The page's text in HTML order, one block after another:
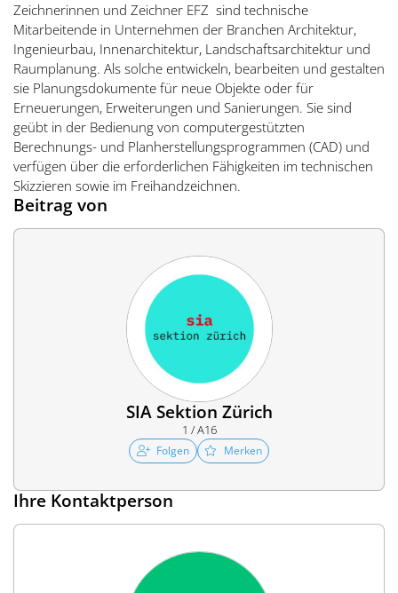
Zeichnerinnen und Zeichner EFZ sind technische
Mitarbeitende in Unternehmen der Branchen Architektur,
Ingenieurbau, Innenarchitektur, Landschaftsarchitektur und
Raumplanung. Als solche entwickeln, bearbeiten und gestalten
sie Planungsdokumente für neue Objekte oder für
Erneuerungen, Erweiterungen und Sanierungen. Sie sind
geübt in der Bedienung von computergestützten
Berechnungs- und Planherstellungsprogrammen (CAD) und
verfügen über die erforderlichen Fähigkeiten im technischen
Skizzieren sowie im Freihandzeichnen.
Beitrag von
SIA Sektion Zürich
1 / A16
Folgen Merken
Ihre Kontaktperson